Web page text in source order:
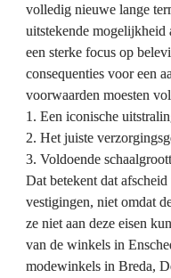
volledig nieuwe lange
uitstekende mogelijkheid
een sterke focus op
consequenties voor een
voorwaarden moesten
1. Een iconische
2. Het juiste
3. Voldoende
Dat betekent dat
vestigingen, niet omdat
ze niet aan deze eisen
van de winkels in
modewinkels in Breda,